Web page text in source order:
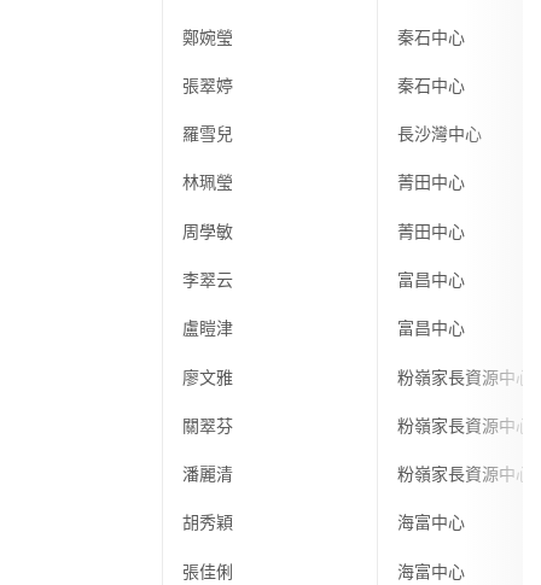
鄭婉瑩
張翠婷
羅雪兒
林珮瑩
周學敏
李翠云
盧䁗津
廖文雅
關翠芬
潘麗清
胡秀穎
張佳俐
秦石中心
秦石中心
長沙灣中心
菁田中心
菁田中心
富昌中心
富昌中心
粉嶺家長資源中心
粉嶺家長資源中心
粉嶺家長資源中心
海富中心
海富中心